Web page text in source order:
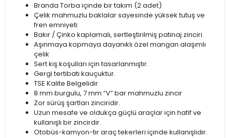
Branda Torba içinde bir takım (2 adet)
Çelik mahmuzlu baklalar sayesinde yüksek tutuş ve
fren emniyeti
Bakır / Çinko kaplamalı, sertleştirilmiş patinaj zinciri.
Aşınmaya kopmaya dayanıklı özel mangan alaşımlı
çelik
Sert kış koşulları için tasarlanmıştır.
Gergi tertibatı kauçuktur.
TSE Kalite Belgelidir
8 mm burgulu, 7 mm “V” bar mahmuzlu zincir
Zor sürüş şartları zinciridir.
Uzun mesafe ve oldukça güçlü araçlar için hafif ve
kullanışlı bir zincirdir.
Otobüs-kamyon-tır araç tekerleri içinde kullanışlıdır.